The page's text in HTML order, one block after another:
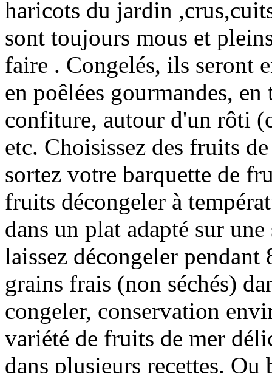
haricots du jardin
sont toujours mous et
faire . Congelés, ils seront
en poêlées gourmandes,
confiture, autour d'un rôti
etc. Choisissez des fruits
sortez votre barquette de
fruits décongeler à
dans un plat adapté sur
laissez décongeler pendant
grains frais (non séchés)
congeler, conservation
variété de fruits de mer
dans plusieurs recettes.